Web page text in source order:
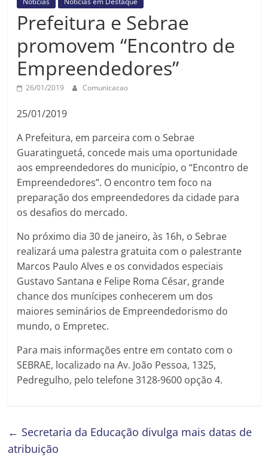
Prefeitura
Estância
Guaratinguetá
Prefeitura e Sebrae
promovem “Encontro de
Empreendedores”
26/01/2019 Comunicacao
25/01/2019
A Prefeitura, em parceira com o Sebrae
Guaratinguetá, concede mais uma oportunidade
aos empreendedores do município, o “Encontro de
Empreendedores”. O encontro tem foco na
preparação dos empreendedores da cidade para
os desafios do mercado.
No próximo dia 30 de janeiro, às 16h, o Sebrae
realizará uma palestra gratuita com o palestrante
Marcos Paulo Alves e os convidados especiais
Gustavo Santana e Felipe Roma César, grande
chance dos munícipes conhecerem um dos
maiores seminários de Empreendedorismo do
mundo, o Empretec.
Para mais informações entre em contato com o
SEBRAE, localizado na Av. João Pessoa, 1325,
Pedregulho, pelo telefone 3128-9600 opção 4.
← Secretaria da Educação divulga mais datas de
atribuição